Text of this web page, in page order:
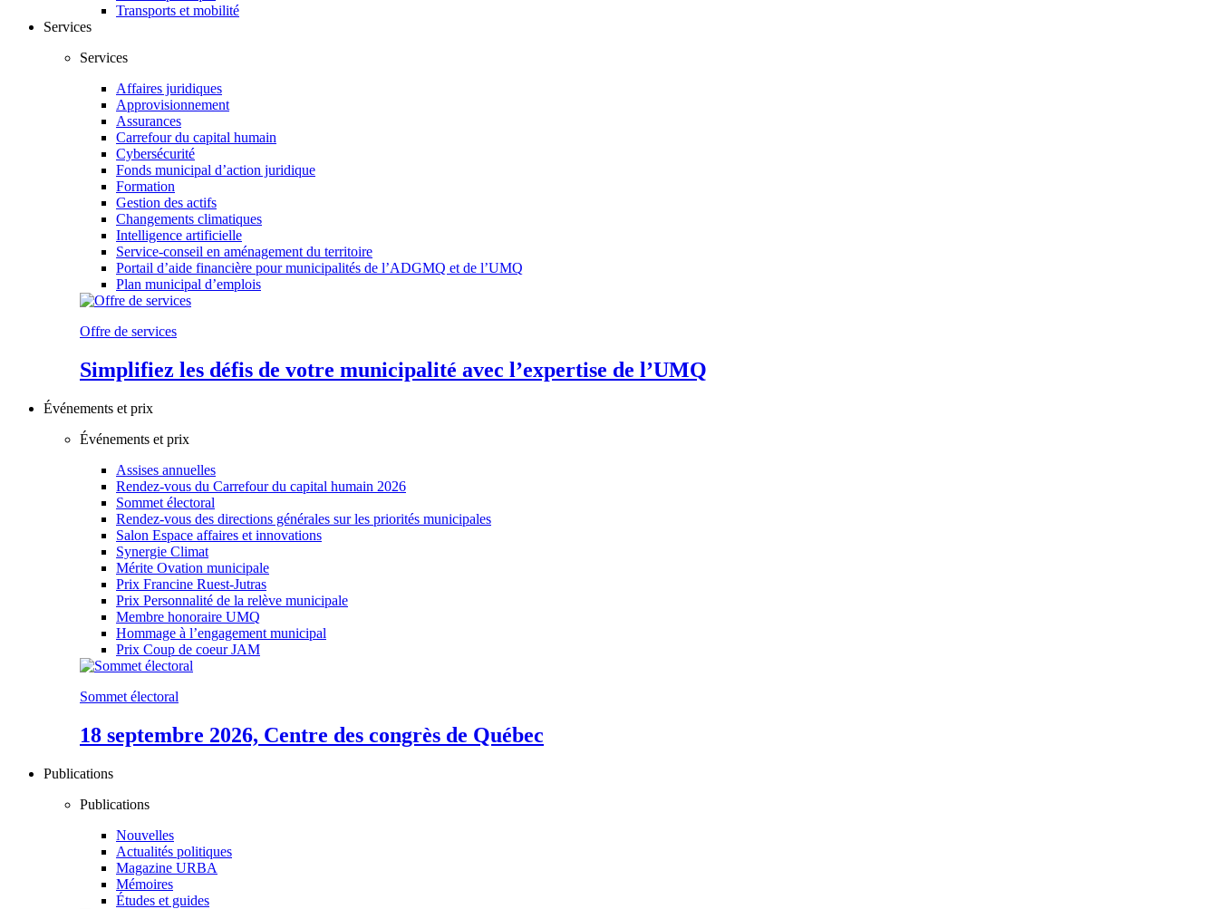
Transports et mobilité
Services
Services
Affaires juridiques
Approvisionnement
Assurances
Carrefour du capital humain
Cybersécurité
Fonds municipal d’action juridique
Formation
Gestion des actifs
Changements climatiques
Intelligence artificielle
Service-conseil en aménagement du territoire
Portail d’aide financière pour municipalités de l’ADGMQ et de l’UMQ
Plan municipal d’emplois
Offre de services
Simplifiez les défis de votre municipalité avec l’expertise de l’UMQ
Événements et prix
Événements et prix
Assises annuelles
Rendez-vous du Carrefour du capital humain 2026
Sommet électoral
Rendez-vous des directions générales sur les priorités municipales
Salon Espace affaires et innovations
Synergie Climat
Mérite Ovation municipale
Prix Francine Ruest-Jutras
Prix Personnalité de la relève municipale
Membre honoraire UMQ
Hommage à l’engagement municipal
Prix Coup de coeur JAM
Sommet électoral
18 septembre 2026, Centre des congrès de Québec
Publications
Publications
Nouvelles
Actualités politiques
Magazine URBA
Mémoires
Études et guides